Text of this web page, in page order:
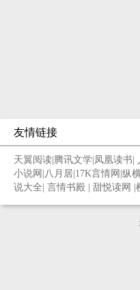
友情链接
天翼阅读 腾讯文学 凤凰读书
小说网 八月居 17K言情网 纵
说大全 言情书殿 甜悦读网